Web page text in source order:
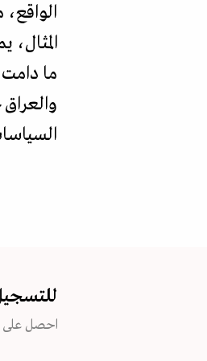
احصل على